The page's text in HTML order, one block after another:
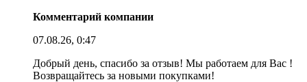
Комментарий компании
07.08.26, 0:47
Добрый день, спасибо за отзыв! Мы работаем для Вас !
Возвращайтесь за новыми покупками!